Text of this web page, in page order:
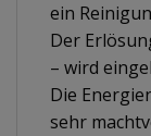
ein
Der
– wird
Die
sehr